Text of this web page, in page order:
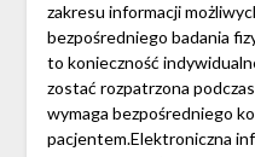
zakresu informacji
bezpośredniego badania
to konieczność
zostać rozpatrzona
wymaga bezpośredniego
pacjentem.Elektroniczna